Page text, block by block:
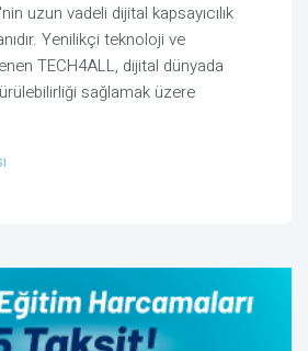
uzun vadeli dijital kapsayıcılık
Yenilikçi teknoloji ve
TECH4ALL, dijital dünyada
sağlamak üzere